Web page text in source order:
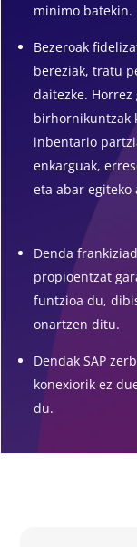
minimo batekin.
Bezeroak
bereziak, tratu
daitezke.
birhornikuntzak
inbentario
enkarguak,
eta abar egiteko
Denda
propioentzat
funtzioa du,
onartzen ditu.
Dendak SAP
konexiorik ez
du.